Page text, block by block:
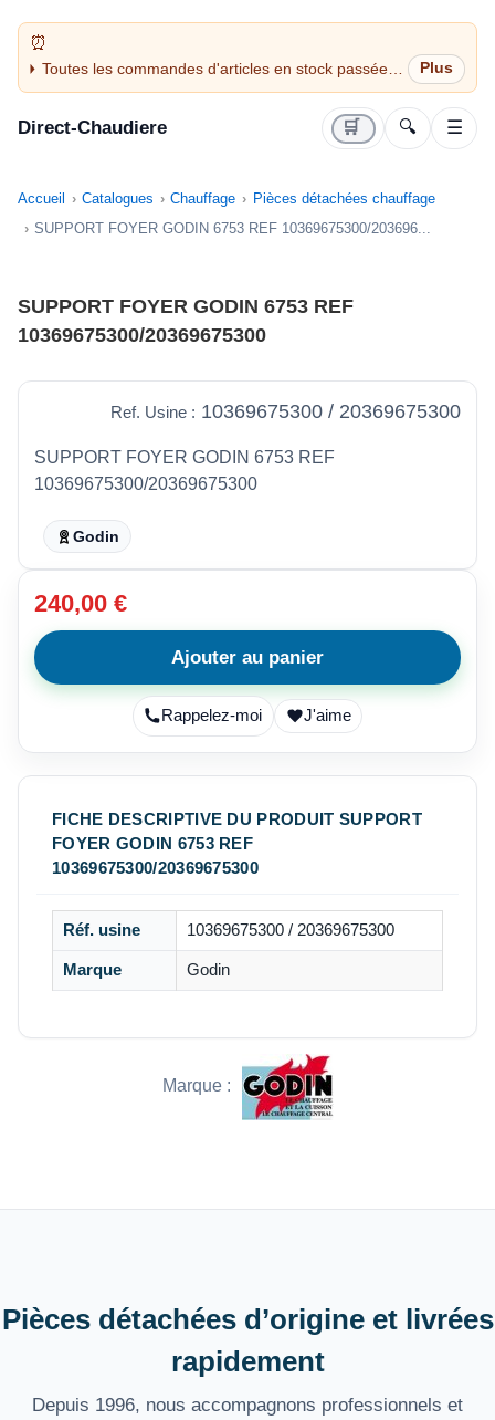
Toutes les commandes d'articles en stock passées
avant 14H sont expédiées le jour même (jours
Direct-Chaudiere 🛒 🔍 ☰
Accueil Catalogues Chauffage
Pièces détachées chauffage
SUPPORT FOYER GODIN 6753 REF 10369675300/203696...
SUPPORT FOYER GODIN 6753 REF
10369675300/20369675300
Ref. Usine : 10369675300 / 20369675300
SUPPORT FOYER GODIN 6753 REF
10369675300/20369675300
Godin
240,00 €
Ajouter au panier
Rappelez-moi J'aime
FICHE DESCRIPTIVE DU PRODUIT SUPPORT
FOYER GODIN 6753 REF
10369675300/20369675300
Réf. usine 10369675300 / 20369675300
Marque Godin
Marque :
Pièces détachées d’origine et livrées
rapidement
Depuis 1996, nous accompagnons professionnels et